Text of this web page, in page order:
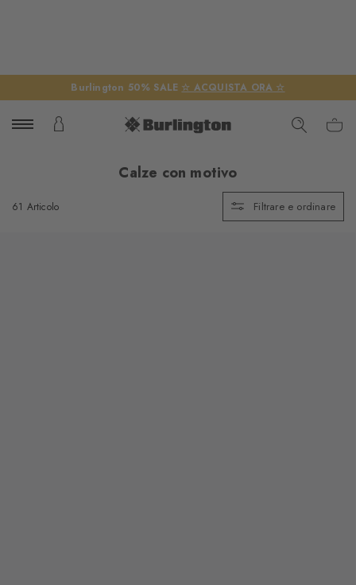
Burlington 50% SALE ☆ ACQUISTA ORA ☆
Calze con motivo
61 Articolo Filtrare e ordinare